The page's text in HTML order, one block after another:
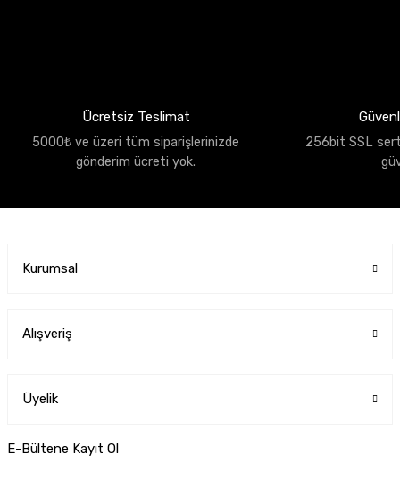
Ücretsiz Teslimat
5000₺ ve üzeri tüm siparişlerinizde
gönderim ücreti yok.
256bit SSL
Kurumsal
Alışveriş
Üyelik
E-Bültene Kayıt Ol